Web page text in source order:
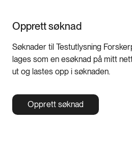
Opprett søknad
Søknader til Testutlysning
lages som en esøknad på mitt
ut og lastes opp i søknaden.
Opprett søknad